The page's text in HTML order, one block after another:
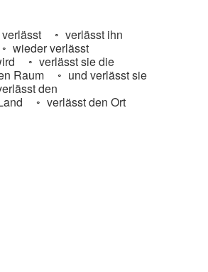
verlässt ihn
wieder verlässt
verlässt sie die
Raum
und verlässt sie
den
verlässt den Ort